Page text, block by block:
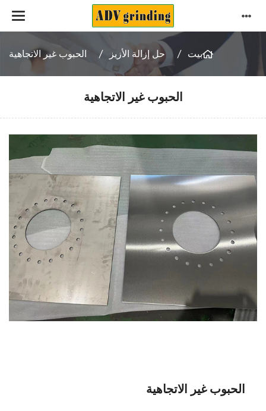
بيت حل إزالة الأزيز الحبوب غير الاتجاهية
الحبوب غير الاتجاهية
الحبوب غير الاتجاهية